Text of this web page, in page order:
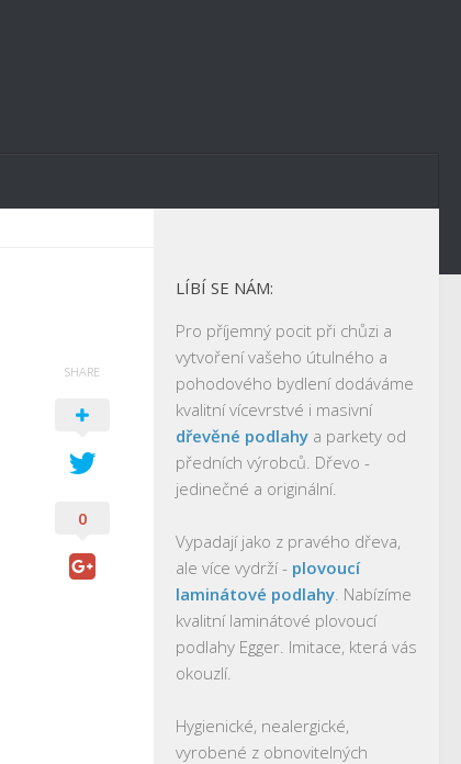
SHARE
0
LÍBÍ SE NÁM:
Pro příjemný pocit při chůzi a
vytvoření vašeho útulného a
pohodového bydlení dodáváme
kvalitní vícevrstvé i masivní
dřevěné podlahy a parkety od
předních výrobců. Dřevo -
jedinečné a originální.
Vypadají jako z pravého dřeva,
ale více vydrží - plovoucí
laminátové podlahy. Nabízíme
kvalitní laminátové plovoucí
podlahy Egger. Imitace, která vás
okouzlí.
Hygienické, nealergické,
vyrobené z obnovitelných